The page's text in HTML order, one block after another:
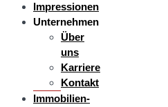
Impressionen
Unternehmen
Über
uns
Karriere
Kontakt
Immobilien-